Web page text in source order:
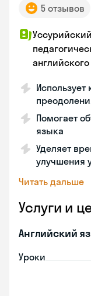
5 отзывов
Помогает
языка
Уделяет
улучшения
Читать дальше
Услуги и
Английский
Уроки